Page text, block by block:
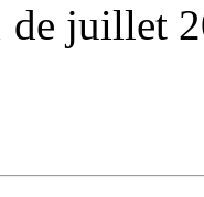
juillet